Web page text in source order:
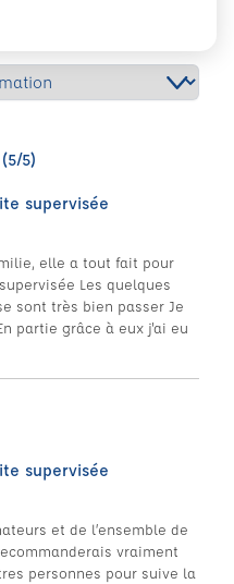
(5/5)
supervisée
elle a tout fait pour
Les quelques
sont très bien passer Je
partie grâce à eux j'ai eu
supervisée
et de l’ensemble de
vraiment
personnes pour suive la